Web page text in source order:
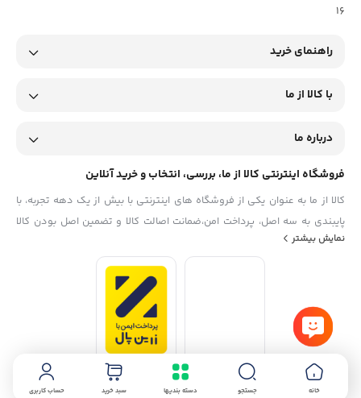
خانه جستجو دسته بندیها سبد خرید حساب کاربری
16
راهنمای خرید
با کالا از ما
درباره ما
فروشگاه اینترنتی کالا از ما، بررسی، انتخاب و خرید آنلاین
کالا از ما به عنوان یکی از فروشگاه های اینترنتی با بیش از یک دهه تجربه، با
پایبندی به سه اصل، پرداخت امن،ضمانت اصالت کالا و تضمین اصل‌ بودن کالا
موفق شده تا همگام با فروشگاه‌های معتبر جهان، به بزرگ‌ترین فروشگاه
اینترنتی ایران تبدیل شود. به محض ورود به سایت کالا از ما با دنیایی از کالا رو
به رو می‌شوید! هر آنچه که نیاز دارید و به ذهن شما خطور می‌کند در اینجا پیدا
خواهید کرد.
نمایش بیشتر
استفاده از مطالب فروشگاه اینترنتی کالا از ما فقط برای مقاصد غیرتجاری و با